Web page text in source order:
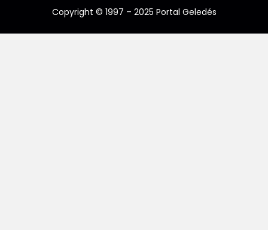
Copyright © 1997 – 2025 Portal Geledés